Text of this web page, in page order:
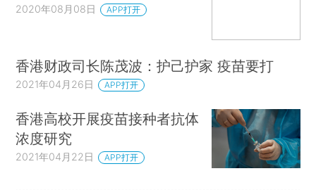
2020年08月08日 APP打开
香港财政司长陈茂波：护己护家 疫苗要打
2021年04月26日 APP打开
香港高校开展疫苗接种者抗体
浓度研究
2021年04月22日 APP打开